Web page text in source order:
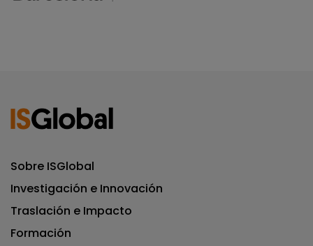
Sobre ISGlobal
Investigación e Innovación
Traslación e Impacto
Formación